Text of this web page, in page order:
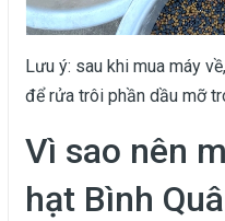
Lưu ý: sau khi mua máy
để rửa trôi phần dầu mỡ
Vì sao nên
hạt Bình